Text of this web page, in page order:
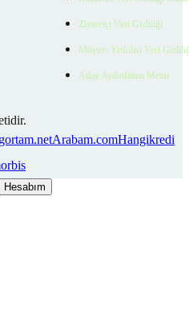
Ziyaretçi Veri Gizliliği
Müşteri Yetkilisi Veri
Aday Aydınlatma Metni
Arabam.comHangikredi
Hesabım